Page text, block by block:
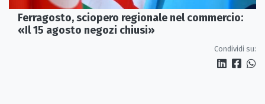
Ferragosto, sciopero regionale nel commercio:
«Il 15 agosto negozi chiusi»
Condividi su: